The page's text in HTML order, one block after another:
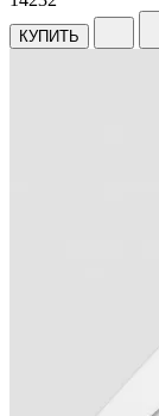
КУПИТЬ